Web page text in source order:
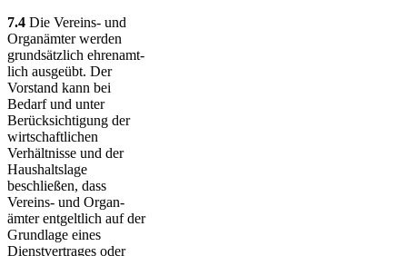
7.4 Die Vereins- und
Organämter werden
grund­sätz­lich ehren­amt­
lich ausgeübt. Der
Vorstand kann bei
Bedarf und unter
Berück­sich­ti­gung der
wirt­schaft­lichen
Verhält­nisse und der
Haus­halts­lage
beschließen, dass
Vereins- und Organ­
ämter ent­geltlich auf der
Grund­lage eines
Dienst­ver­trages oder